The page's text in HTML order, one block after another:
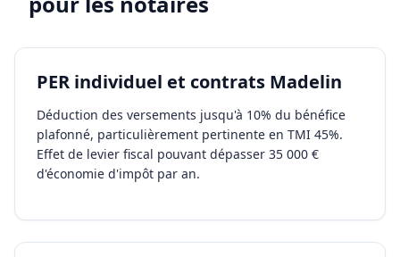
PER individuel et contrats Madelin
Déduction des versements jusqu'à 10% du bénéfice
plafonné, particulièrement pertinente en TMI 45%.
Effet de levier fiscal pouvant dépasser 35 000 €
d'économie d'impôt par an.